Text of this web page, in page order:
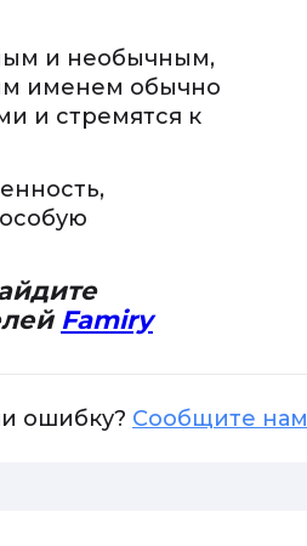
и необычным,
именем обычно
и стремятся к
Famiry
ошибку? Сообщите нам